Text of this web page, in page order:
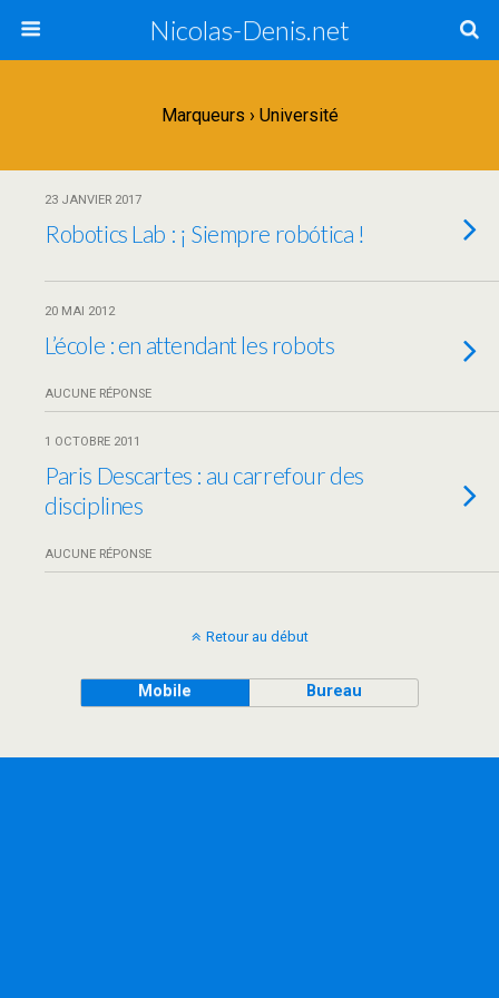
Nicolas-Denis.net
Marqueurs › Université
23 JANVIER 2017
Robotics Lab : ¡ Siempre robótica !
20 MAI 2012
L’école : en attendant les robots
AUCUNE RÉPONSE
1 OCTOBRE 2011
Paris Descartes : au carrefour des
disciplines
AUCUNE RÉPONSE
Retour au début
Mobile Bureau